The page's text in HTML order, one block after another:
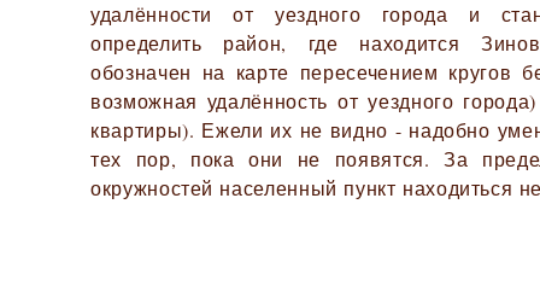
удалённости от уездного города и
определить район, где находится
обозначен на карте пересечением кругов
возможная удалённость от уездного
квартиры). Ежели их не видно - надобно
тех пор, пока они не появятся. За
окружностей населенный пункт находиться